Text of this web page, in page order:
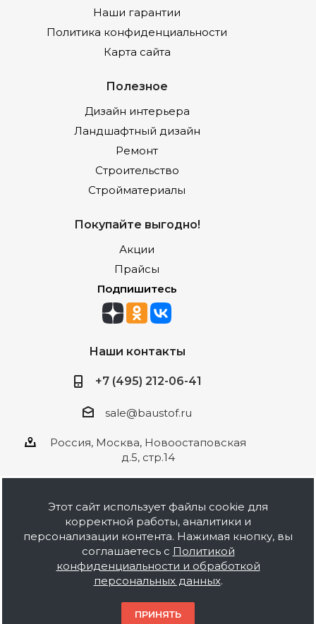
Наши гарантии
Политика конфиденциальности
Карта сайта
Полезное
Дизайн интерьера
Ландшафтный дизайн
Ремонт
Строительство
Стройматериалы
Покупайте выгодно!
Акции
Прайсы
Подпишитесь
Наши контакты
+7 (495) 212-06-41
sale@baustof.ru
Россия, Москва, Новоостаповская
д.5, стр.14
2026 © ООО Баустов. Собственное
производство лакокрасочной продукции,
оптовая и розничная продажа строительных
материалов, комплектация объектов под ключ.
Информация на сайте носит ознакомительный
характер и не является публичной офертой.
Этот сайт использует файлы cookie для
корректной работы, аналитики и
персонализации контента. Нажимая кнопку, вы
соглашаетесь с Политикой
конфиденциальности и обработкой
персональных данных.
ПРИНЯТЬ